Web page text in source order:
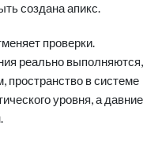
создана апикс.
проверки.
реально выполняются,
в системе
уровня, а давние